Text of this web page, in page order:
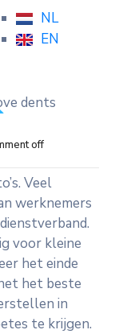
NL
EN
off
Veel
werknemers
voor kleine
het einde
het beste
in
te krijgen.